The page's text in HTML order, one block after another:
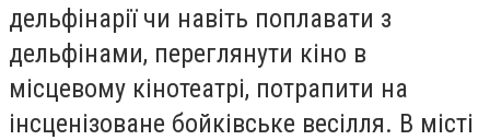
дельфінарії чи навіть поплавати з
дельфінами, переглянути кіно в
місцевому кінотеатрі, потрапити на
інсценізоване бойківське весілля. В місті